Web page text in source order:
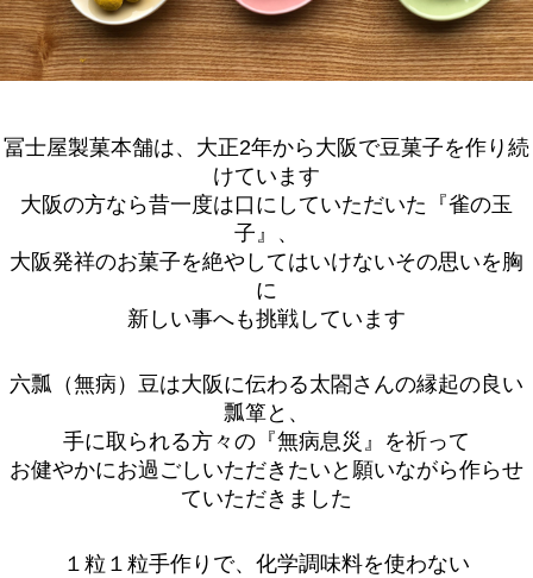
冨士屋製菓本舗は、 大正2年から大阪で豆菓子を作り続
けています
大阪の方なら昔一度は口にしていただいた『雀の玉
子』、
大阪発祥のお菓子を絶やしてはいけないその思いを胸
に
新しい事へも挑戦しています
六瓢（無病）豆は大阪に伝わる太閤さんの縁起の良い
瓢箪と、
手に取られる方々の『無病息災』を祈って
お健やかにお過ごしいただきたいと願いながら作らせ
ていただきました
１粒１粒手作りで、化学調味料を使わない